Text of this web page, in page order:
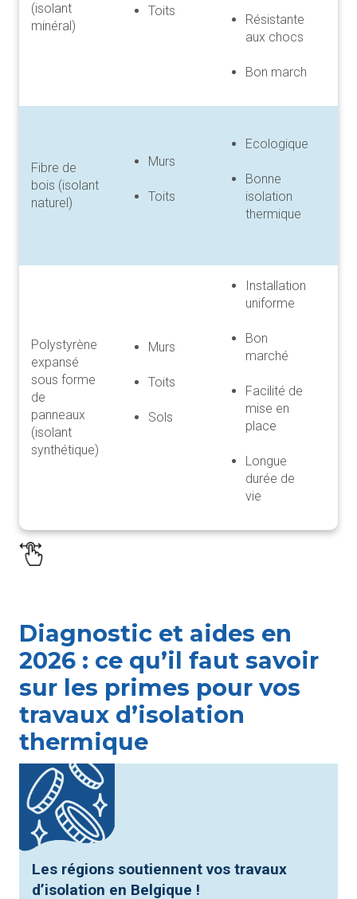
(isolant
minéral)
Toits
Résistante
aux chocs
Bon march
Fibre de
bois (isolant
naturel)
Murs
Toits
Ecologique
Bonne
isolation
thermique
Polystyrène
expansé
sous forme
de
panneaux
(isolant
synthétique)
Murs
Toits
Sols
Installation
uniforme
Bon
marché
Facilité de
mise en
place
Longue
durée de
vie
Diagnostic et aides en
2026 : ce qu’il faut savoir
sur les primes pour vos
travaux d’isolation
thermique
Les régions soutiennent vos travaux
d’isolation en Belgique !